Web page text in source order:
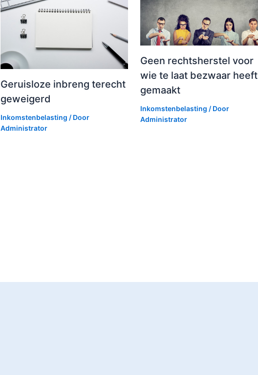
Geruisloze inbreng terecht
geweigerd
Inkomstenbelasting / Door
Administrator
Geen rechtsherstel voor
wie te laat bezwaar heeft
gemaakt
Inkomstenbelasting / Door
Administrator